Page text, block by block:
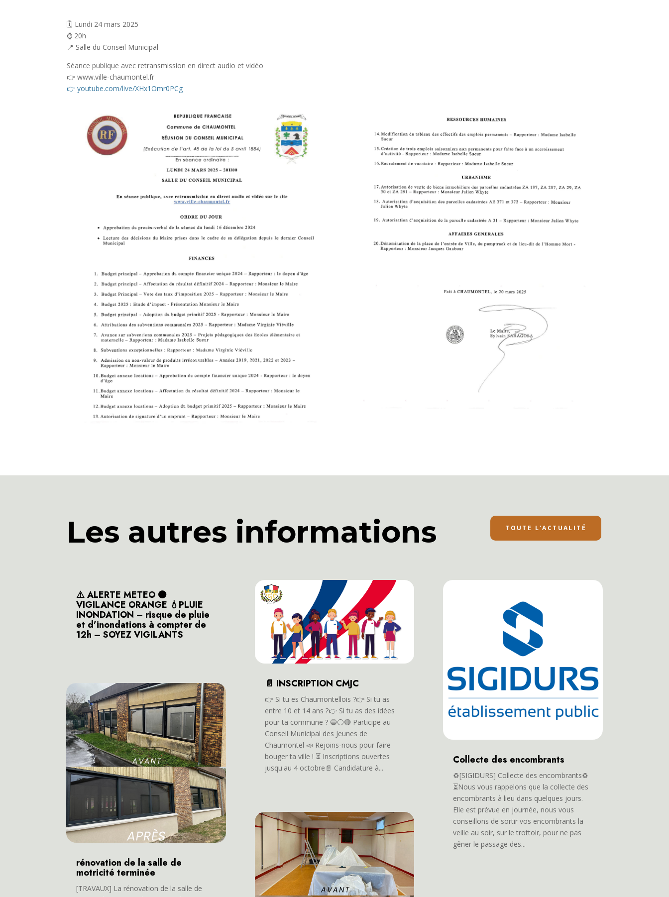
🗓 Lundi 24 mars 2025
⌚️ 20h
📍 Salle du Conseil Municipal
Séance publique avec retransmission en direct audio et vidéo
👉️ www.ville-chaumontel.fr
👉️ youtube.com/live/XHx1Omr0PCg
Les autres informations TOUTE L'ACTUALITÉ
⚠️ ALERTE METEO 🟠
VIGILANCE ORANGE 💧PLUIE
INONDATION – risque de pluie
et d’inondations à compter de
12h – SOYEZ VIGILANTS
rénovation de la salle de
motricité terminée
[TRAVAUX] La rénovation de la salle de
📄 INSCRIPTION CMJC
👉️ Si tu es Chaumontellois ?👉️ Si tu as
entre 10 et 14 ans ?👉️ Si tu as des idées
pour ta commune ? 🔵⚪️🔴 Participe au
Conseil Municipal des Jeunes de
Chaumontel 📣 Rejoins-nous pour faire
bouger ta ville ! ⏳️ Inscriptions ouvertes
jusqu'au 4 octobre📄 Candidature à...
Collecte des encombrants
♻️[SIGIDURS] Collecte des encombrants♻️
⏳Nous vous rappelons que la collecte des
encombrants à lieu dans quelques jours.
Elle est prévue en journée, nous vous
conseillons de sortir vos encombrants la
veille au soir, sur le trottoir, pour ne pas
gêner le passage des...